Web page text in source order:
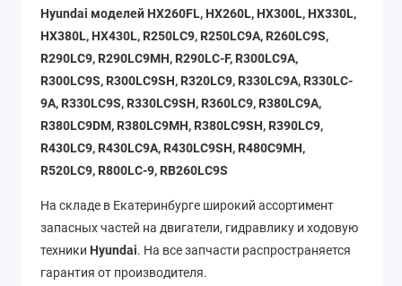
Hyundai моделей HX260FL, HX260L, HX300L, HX330L,
HX380L, HX430L, R250LC9, R250LC9A, R260LC9S,
R290LC9, R290LC9MH, R290LC-F, R300LC9A,
R300LC9S, R300LC9SH, R320LC9, R330LC9A, R330LC-
9A, R330LC9S, R330LC9SH, R360LC9, R380LC9A,
R380LC9DM, R380LC9MH, R380LC9SH, R390LC9,
R430LC9, R430LC9A, R430LC9SH, R480C9MH,
R520LC9, R800LC-9, RB260LC9S
На складе в Екатеринбурге широкий ассортимент
запасных частей на двигатели, гидравлику и ходовую
техники Hyundai. На все запчасти распространяется
гарантия от производителя.